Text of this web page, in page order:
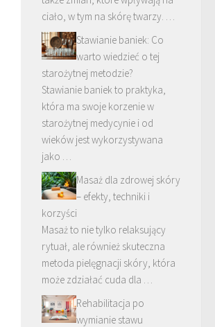
ciało, w tym na skórę twarzy. …
Stawianie baniek: Co
warto wiedzieć o tej
starożytnej metodzie?
Stawianie baniek to praktyka,
która ma swoje korzenie w
starożytnej medycynie i od
wieków jest wykorzystywana
jako …
Masaż dla zdrowej skóry
– efekty, techniki i
korzyści
Masaż to nie tylko relaksujący
rytuał, ale również skuteczna
metoda pielęgnacji skóry, która
może zdziałać cuda dla …
Rehabilitacja po
wymianie stawu